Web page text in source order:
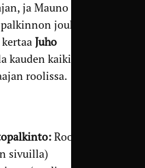
ja Mauno Sirén
joukkueen
Juho
kauden kaikissa
roolissa.
Roope
sivuilla)